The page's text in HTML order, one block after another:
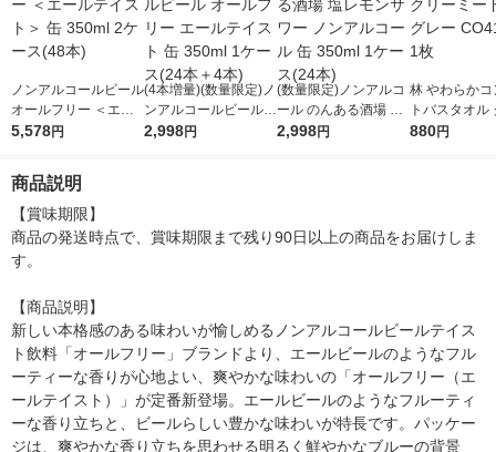
ノンアルコールビール
オールフリー ＜エー
ルテイスト＞ 缶 350
5,578円
(4本増量)(数量限定)ノ
ンアルコールビール
オールフリー エール
2,998円
(数量限定)ノンアルコ
ール のんある酒場 塩
レモンサワー ノンア
2,998円
林 やわらかコ
トバスタオル
ミードット グ
880円
商品説明
【賞味期限】
商品の発送時点で、賞味期限まで残り90日以上の商品をお届けしま
す。
【商品説明】
新しい本格感のある味わいが愉しめるノンアルコールビールテイス
ト飲料「オールフリー」ブランドより、エールビールのようなフル
ーティーな香りが心地よい、爽やかな味わいの「オールフリー（エ
ールテイスト）」が定番新登場。エールビールのようなフルーティ
ーな香り立ちと、ビールらしい豊かな味わいが特長です。パッケー
ジは、爽やかな香り立ちを思わせる明るく鮮やかなブルーの背景